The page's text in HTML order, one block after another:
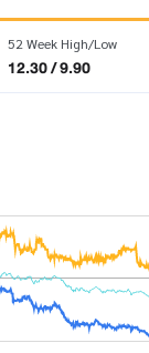
52 Week High/Low
12.30 / 9.90